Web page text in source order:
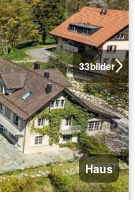
33bilder
Haus